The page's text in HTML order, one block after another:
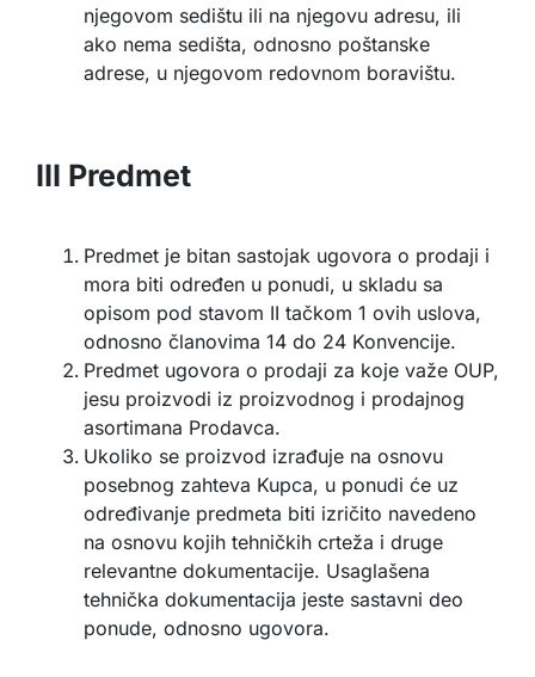
njegovom sedištu ili na njegovu adresu, ili
ako nema sedišta, odnosno poštanske
adrese, u njegovom redovnom boravištu.
III Predmet
Predmet je bitan sastojak ugovora o prodaji i
mora biti određen u ponudi, u skladu sa
opisom pod stavom II tačkom 1 ovih uslova,
odnosno članovima 14 do 24 Konvencije.
Predmet ugovora o prodaji za koje važe OUP,
jesu proizvodi iz proizvodnog i prodajnog
asortimana Prodavca.
Ukoliko se proizvod izrađuje na osnovu
posebnog zahteva Kupca, u ponudi će uz
određivanje predmeta biti izričito navedeno
na osnovu kojih tehničkih crteža i druge
relevantne dokumentacije. Usaglašena
tehnička dokumentacija jeste sastavni deo
ponude, odnosno ugovora.